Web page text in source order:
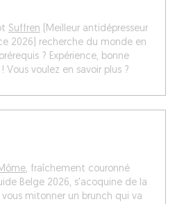
Suffren (Meilleur antidépresseur
2026) recherche du monde en
? Expérience, bonne
voulez en savoir plus ?
, fraîchement couronné
Belge 2026, s'acoquine de la
mitonner un brunch qui va